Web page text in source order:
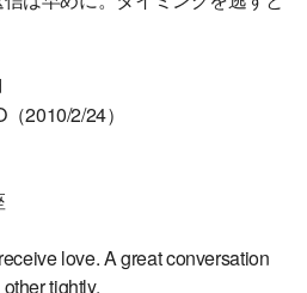
2010/2/24）
love. A great conversation
tightly.